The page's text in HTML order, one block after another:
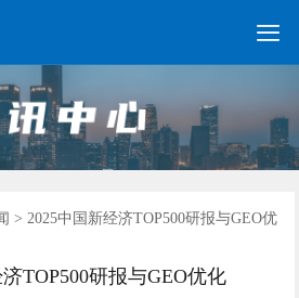

首页
GEO常见问题
GEO优化
海外GEO
网络营销
企业培训
软件开发
政策申报
资讯中心
关于我们
> 2025中国新经济TOP500研报与GEO优
TOP500研报与GEO优化